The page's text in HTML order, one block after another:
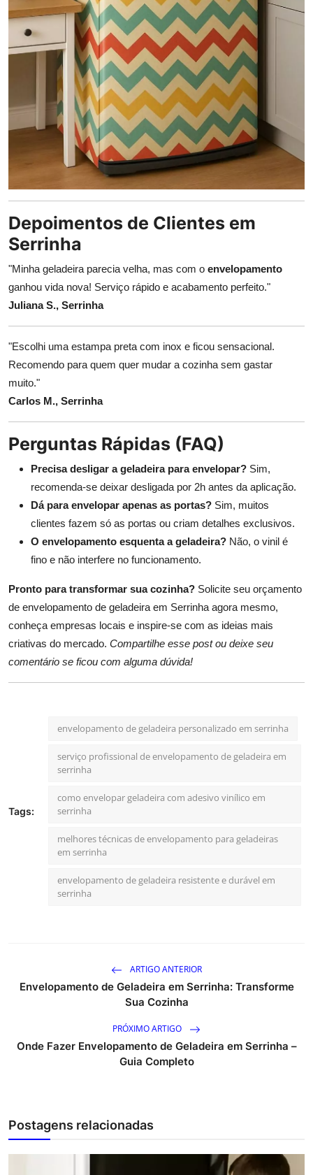
Depoimentos de Clientes em
Serrinha
"Minha geladeira parecia velha, mas com o envelopamento
ganhou vida nova! Serviço rápido e acabamento perfeito."
Juliana S., Serrinha
"Escolhi uma estampa preta com inox e ficou sensacional.
Recomendo para quem quer mudar a cozinha sem gastar
muito."
Carlos M., Serrinha
Perguntas Rápidas (FAQ)
Precisa desligar a geladeira para envelopar? Sim,
recomenda-se deixar desligada por 2h antes da aplicação.
Dá para envelopar apenas as portas? Sim, muitos
clientes fazem só as portas ou criam detalhes exclusivos.
O envelopamento esquenta a geladeira? Não, o vinil é
fino e não interfere no funcionamento.
Pronto para transformar sua cozinha? Solicite seu orçamento
de envelopamento de geladeira em Serrinha agora mesmo,
conheça empresas locais e inspire-se com as ideias mais
criativas do mercado. Compartilhe esse post ou deixe seu
comentário se ficou com alguma dúvida!
Tags:
envelopamento de geladeira personalizado em serrinha
serviço profissional de envelopamento de geladeira em
serrinha
como envelopar geladeira com adesivo vinílico em
serrinha
melhores técnicas de envelopamento para geladeiras
em serrinha
envelopamento de geladeira resistente e durável em
serrinha
ARTIGO ANTERIOR
Envelopamento de Geladeira em Serrinha: Transforme
Sua Cozinha
PRÓXIMO ARTIGO
Onde Fazer Envelopamento de Geladeira em Serrinha –
Guia Completo
Postagens relacionadas